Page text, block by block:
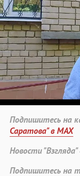
Подпишитесь на
Саратова" в MAX
Новости
Подпишитесь на